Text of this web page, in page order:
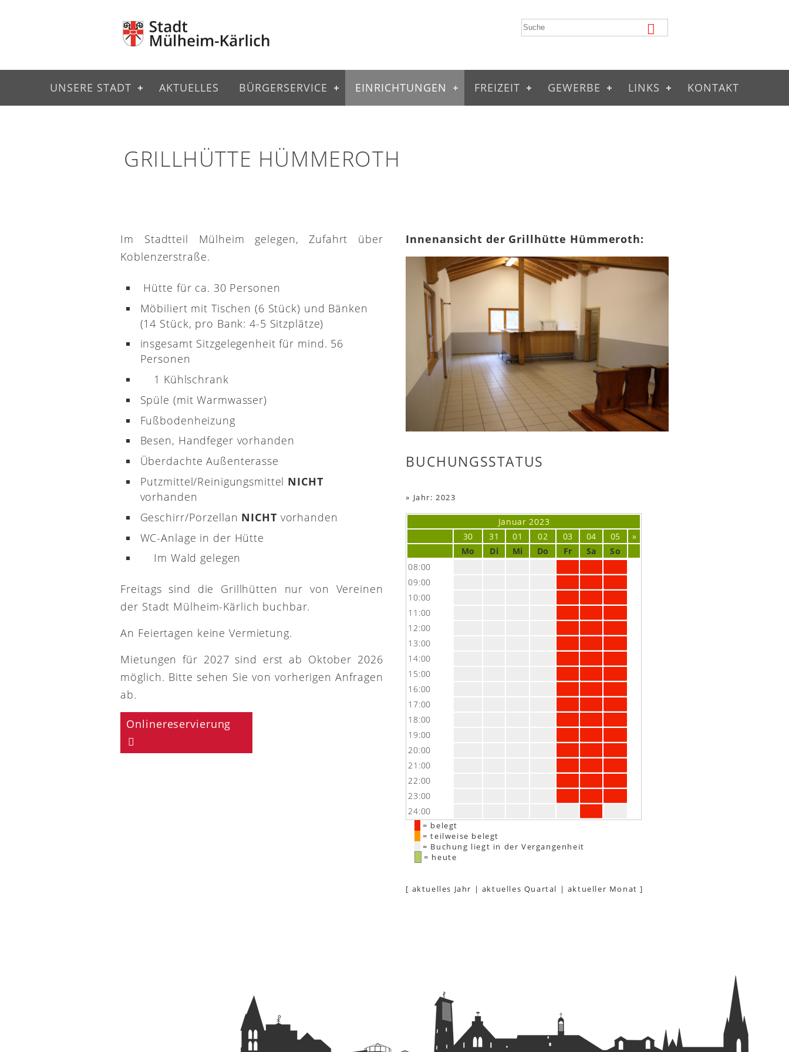
UNSERE STADT AKTUELLES BÜRGERSERVICE EINRICHTUNGEN FREIZEIT GEWERBE LINKS KONTAKT
GRILLHÜTTE HÜMMEROTH
Im Stadtteil Mülheim gelegen, Zufahrt über
Koblenzerstraße.
Hütte für ca. 30 Personen
Möbiliert mit Tischen (6 Stück) und Bänken
(14 Stück, pro Bank: 4-5 Sitzplätze)
insgesamt Sitzgelegenheit für mind. 56
Personen
1 Kühlschrank
Spüle (mit Warmwasser)
Fußbodenheizung
Besen, Handfeger vorhanden
Überdachte Außenterasse
Putzmittel/Reinigungsmittel NICHT
vorhanden
Geschirr/Porzellan NICHT vorhanden
WC-Anlage in der Hütte
Im Wald gelegen
Freitags sind die Grillhütten nur von Vereinen
der Stadt Mülheim-Kärlich buchbar.
An Feiertagen keine Vermietung.
Mietungen für 2027 sind erst ab Oktober 2026
möglich. Bitte sehen Sie von vorherigen Anfragen
ab.
Onlinereservierung
Innenansicht der Grillhütte Hümmeroth:
BUCHUNGSSTATUS
» Jahr: 2023
Januar 2023
30
31 01 02 03 04 05
»
Mo
Di Mi Do Fr Sa
So
08:00
09:00
10:00
11:00
12:00
13:00
14:00
15:00
16:00
17:00
18:00
19:00
20:00
21:00
22:00
23:00
24:00
= belegt
= teilweise belegt
= Buchung liegt in der Vergangenheit
= heute
[ aktuelles Jahr | aktuelles Quartal | aktueller Monat ]